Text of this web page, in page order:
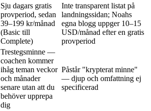
Sju dagars gratis
provperiod, sedan
39–199 kr/månad
(Basic till
Complete)
Inte transparent listat på
landningssidan; Noahs
egna blogg uppger 10–15
USD/månad efter en gratis
provperiod
Trestegsminne —
coachen kommer
ihåg teman veckor
och månader
senare utan att du
behöver upprepa
dig
Påstår "krypterat minne"
— djup och omfattning ej
specificerad